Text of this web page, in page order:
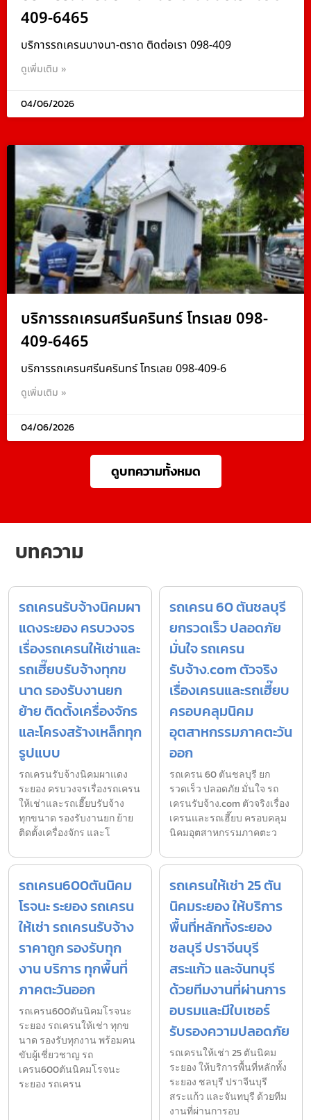
409-6465
บริการรถเครนบางนา-ตราด ติดต่อเรา 098-409
ดูเพิ่มเติม »
04/06/2026
บริการรถเครนศรีนครินทร์ โทรเลย 098-
409-6465
บริการรถเครนศรีนครินทร์ โทรเลย 098-409-6
ดูเพิ่มเติม »
04/06/2026
ดูบทความทั้งหมด
บทความ
รถเครนรับจ้างนิคมผา
แดงระยอง ครบวงจร
เรื่องรถเครนให้เช่าและ
รถเฮี๊ยบรับจ้างทุกข
นาด รองรับงานยก
ย้าย ติดตั้งเครื่องจักร
และโครงสร้างเหล็กทุก
รูปแบบ
รถเครนรับจ้างนิคมผาแดง
ระยอง ครบวงจรเรื่องรถเครน
ให้เช่าและรถเฮี๊ยบรับจ้าง
ทุกขนาด รองรับงานยก ย้าย
ติดตั้งเครื่องจักร และโ
รถเครน 60 ตันชลบุรี
ยกรวดเร็ว ปลอดภัย
มั่นใจ รถเครน
รับจ้าง.com ตัวจริง
เรื่องเครนและรถเฮี๊ยบ
ครอบคลุมนิคม
อุตสาหกรรมภาคตะวัน
ออก
รถเครน 60 ตันชลบุรี ยก
รวดเร็ว ปลอดภัย มั่นใจ รถ
เครนรับจ้าง.com ตัวจริงเรื่อง
เครนและรถเฮี๊ยบ ครอบคลุม
นิคมอุตสาหกรรมภาคตะว
รถเครน600ตันนิคม
โรจนะ ระยอง รถเครน
ให้เช่า รถเครนรับจ้าง
ราคาถูก รองรับทุก
งาน บริการ ทุกพื้นที่
ภาคตะวันออก
รถเครน600ตันนิคมโรจนะ
ระยอง รถเครนให้เช่า ทุกข
นาด รองรับทุกงาน พร้อมคน
ขับผู้เชี่ยวชาญ รถ
เครน600ตันนิคมโรจนะ
ระยอง รถเครน
รถเครนให้เช่า 25 ตัน
นิคมระยอง ให้บริการ
พื้นที่หลักทั้งระยอง
ชลบุรี ปราจีนบุรี
สระแก้ว และจันทบุรี
ด้วยทีมงานที่ผ่านการ
อบรมและมีใบเซอร์
รับรองความปลอดภัย
รถเครนให้เช่า 25 ตันนิคม
ระยอง ให้บริการพื้นที่หลักทั้ง
ระยอง ชลบุรี ปราจีนบุรี
สระแก้ว และจันทบุรี ด้วยทีม
งานที่ผ่านการอบ